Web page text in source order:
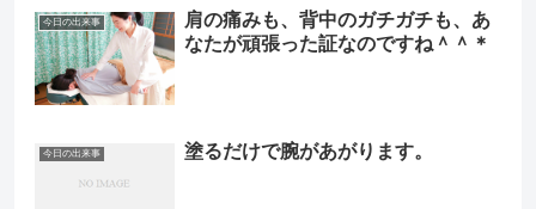
今日の出来事
肩の痛みも、背中のガチガチも、あ
なたが頑張った証なのですね＾＾＊
今日の出来事 塗るだけで腕があがります。